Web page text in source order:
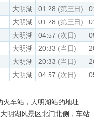
大明湖 01:28 (第三日)
大明湖 01:28 (第三日)
大明湖 04:57 (次日)
大明湖 20:33 (当日)
大明湖 20:33 (当日)
大明湖 04:57 (次日)
火车站，大明湖站的地址
明湖风景区北门北侧，车站